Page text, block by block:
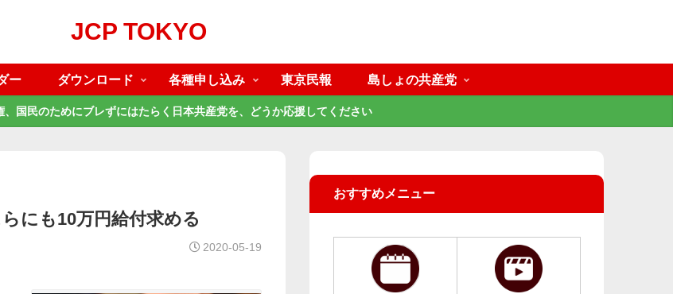
JCP TOKYO
ー ダウンロード 各種申し込み 東京民報 島しょの共産党
、国民のためにブレずにはたらく日本共産党を、どうか応援してください
にも10万円給付求める
2020-05-19
おすすめメニュー